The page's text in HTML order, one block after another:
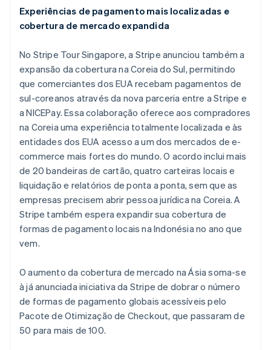
Experiências de pagamento mais localizadas e
cobertura de mercado expandida
No Stripe Tour Singapore, a Stripe anunciou também a
expansão da cobertura na Coreia do Sul, permitindo
que comerciantes dos EUA recebam pagamentos de
sul-coreanos através da nova parceria entre a Stripe e
a NICEPay. Essa colaboração oferece aos compradores
na Coreia uma experiência totalmente localizada e às
entidades dos EUA acesso a um dos mercados de e-
commerce mais fortes do mundo. O acordo inclui mais
de 20 bandeiras de cartão, quatro carteiras locais e
liquidação e relatórios de ponta a ponta, sem que as
empresas precisem abrir pessoa jurídica na Coreia. A
Stripe também espera expandir sua cobertura de
formas de pagamento locais na Indonésia no ano que
vem.
O aumento da cobertura de mercado na Ásia soma-se
à já anunciada iniciativa da Stripe de dobrar o número
de formas de pagamento globais acessíveis pelo
Pacote de Otimização de Checkout, que passaram de
50 para mais de 100.
Bélgica
Nederlands FrançaisDeutschEnglish
Bulgária
English
Canadá
EnglishFrançais
China continental
简体中文English
Chipre
English
Croácia
English Italiano
Dinamarca
English
Emirados Árabes Unidos
English
Eslováquia
English
English Italiano
Espanha
EspañolEnglish
Estados Unidos
EnglishEspañol简体中文
Estônia